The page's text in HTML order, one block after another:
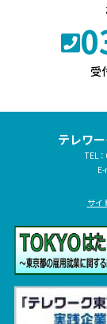
受
テレワ
TEL：
サイ